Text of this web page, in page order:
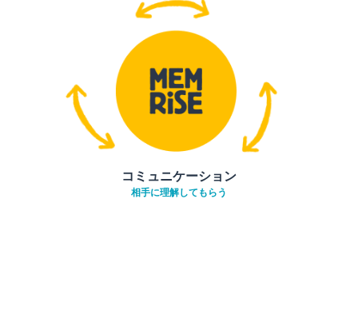
コミュニケーション
相手に理解してもらう